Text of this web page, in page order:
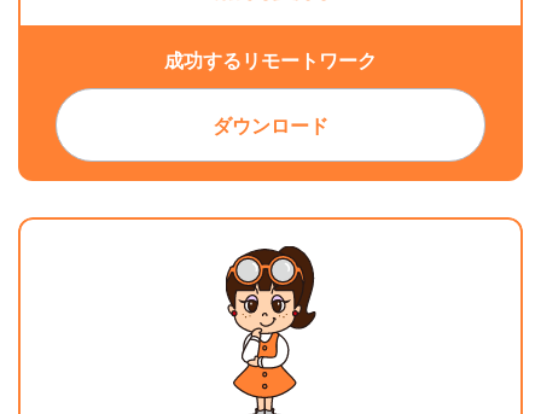
成功するリモートワーク
ダウンロード